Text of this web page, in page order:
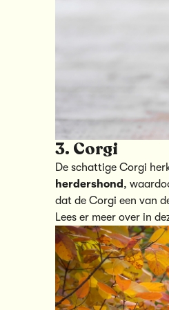
3. Corgi
De schattige Corgi
herdershond ,
dat de Corgi een van
Lees er meer over in